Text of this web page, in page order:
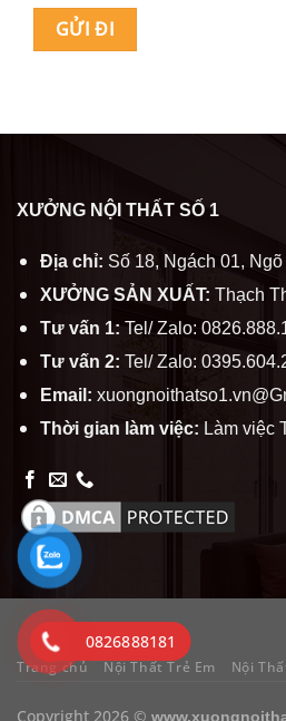
XƯỞNG NỘI THẤT SỐ 1
Địa chỉ: Số 18, Ngách 01,
XƯỞNG SẢN XUẤT: Thạch
Tư vấn 1: Tel/ Zalo:
Tư vấn 2: Tel/ Zalo:
Email:
Thời gian làm việc: Làm việc
Trang chủ Nội Thất Trẻ Em Nội
Copyright 2026 ©
0826888181